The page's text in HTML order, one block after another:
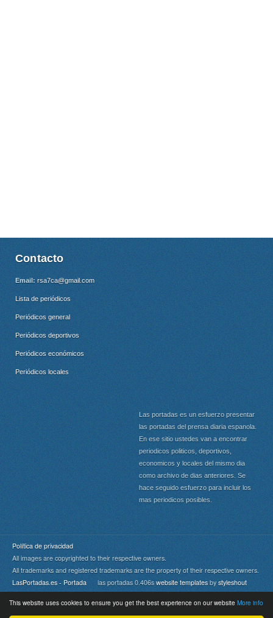
This website uses cookies to ensure you get the best experience on our website More info
Contacto
Email: rsa7ca@gmail.com
Lista de periódicos
Periódicos general
Periódicos deportivos
Periódicos económicos
Periódicos locales
Las portadas es un esfuerzo presentar
las portadas del prensa diaria espanola.
En ese sitio ustedes van a encontrar
periodicos politicos, deportivos,
economicos y locales del mismo dia
como archivo de dias anteriores. Se
hace seguido esfuerzo para incluir los
mas periodicos posibles.
Política de privacidad
All images are copyrighted to their respective owners.
All trademarks and registered trademarks are the property of their respective owners.
LasPortadas.es - Portada las portadas 0.406s website templates by styleshout